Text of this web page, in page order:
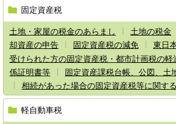
固定資産税
土地・家屋の税金のあらまし 土地の税金
却資産の申告
固定資産税の減免
東日
受けられた方の固定資産税・都市計画税の軽
係証明書等
固定資産課税台帳、公図、土
相続があった場合の固定資産税等に関す
軽自動車税